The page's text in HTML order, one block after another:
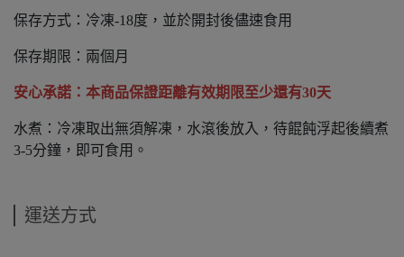
保存方式：冷凍-18度，並於開封後儘速食用
保存期限：兩個月
安心承諾：本商品保證距離有效期限至少還有30天
水煮：冷凍取出無須解凍，水滾後放入，待餛飩浮起後續煮
3-5分鐘，即可食用。
運送方式